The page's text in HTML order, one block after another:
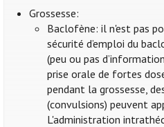
Grossesse:
Baclofène: il n'est pas
sécurité d’emploi du
(peu ou pas
prise orale de fortes
pendant la grossesse,
(convulsions) peuvent
L'administration